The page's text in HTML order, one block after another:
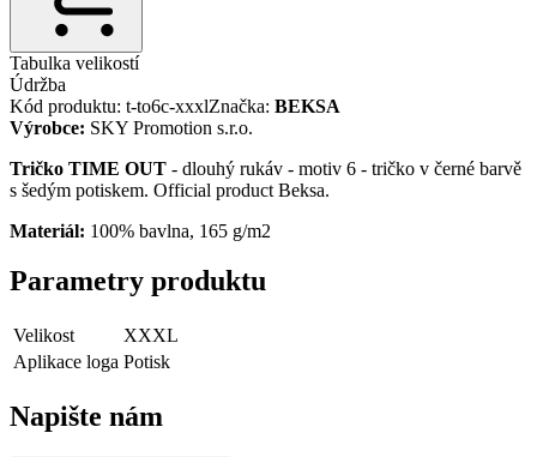
Tabulka velikostí
Údržba
Kód produktu: t-to6c-xxxlZnačka: BEKSA
Výrobce: SKY Promotion s.r.o.
Tričko TIME OUT - dlouhý rukáv - motiv 6 - tričko v černé barvě
s šedým potiskem. Official product Beksa.
Materiál: 100% bavlna, 165 g/m2
Parametry produktu
Velikost
XXXL
Aplikace loga Potisk
Napište nám